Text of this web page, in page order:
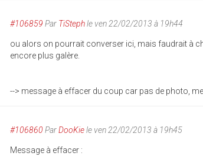
#106859 Par TiStephle ven 22/02/2013 à 19h44
ou alors on pourrait converser ici, mais faudrait à
encore plus galère.
--> message à effacer du coup car pas de photo,
#106860 ParDooKiele ven 22/02/2013 à 19h45
Message à effacer :